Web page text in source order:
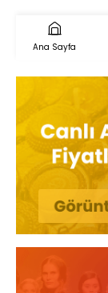
Ana Sayfa